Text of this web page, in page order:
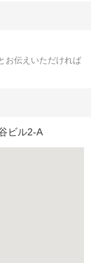
お伝えいただければ
ビル2-A